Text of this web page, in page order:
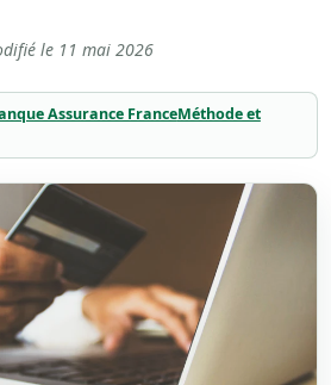
le 11 mai 2026
Assurance FranceMéthode et